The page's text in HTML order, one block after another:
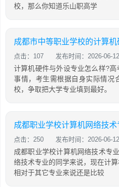
校，那么你知道乐山职高学
点击：107 发布时间：2026-06-12
计算机硬件与外设专业怎么样?
事情，考生需根据自身实际情况
校，争取把大学专业填到最好。
成都职业学校计算机网络技
点击：250 发布时间：2026-06-12
成都职业学校计算机网络技术专
络技术专业的同学来说，现在计
相对于其它专业来说还是比较